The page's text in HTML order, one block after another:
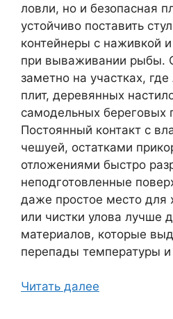
ловли, но и безопасная
устойчиво поставить
контейнеры с наживкой и
при вываживании рыбы.
заметно на участках,
плит, деревянных
самодельных береговых
Постоянный контакт с
чешуей, остатками
отложениями быстро
неподготовленные
даже простое место для
или чистки улова лучше
материалов, которые
перепады температуры
Читать далее